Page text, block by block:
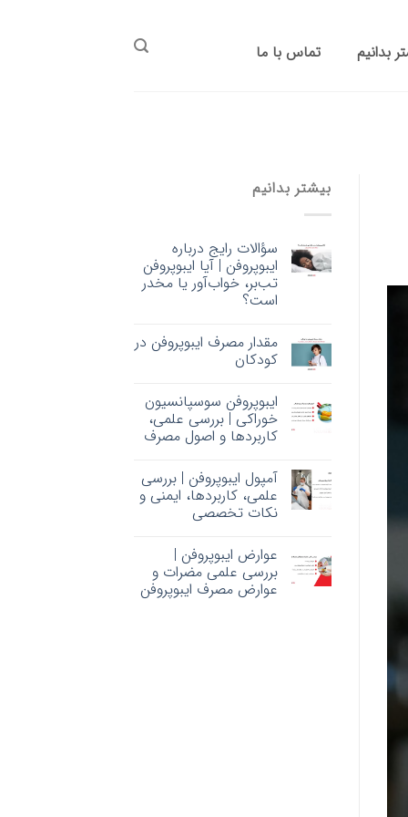
بدانیم تماس با ما
بیشتر بدانیم
سؤالات رایج درباره
ایبوپروفن | آیا ایبوپروفن
تب‌بر، خواب‌آور یا مخدر
است؟
مقدار مصرف ایبوپروفن در
کودکان
ایبوپروفن سوسپانسیون
خوراکی | بررسی علمی،
کاربردها و اصول مصرف
آمپول ایبوپروفن | بررسی
علمی، کاربردها، ایمنی و
نکات تخصصی
عوارض ایبوپروفن |
بررسی علمی مضرات و
عوارض مصرف ایبوپروفن